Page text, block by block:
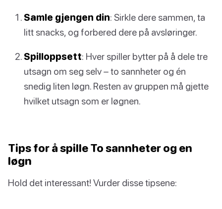
Samle gjengen din: Sirkle dere sammen, ta
litt snacks, og forbered dere på avsløringer.
Spilloppsett: Hver spiller bytter på å dele tre
utsagn om seg selv – to sannheter og én
snedig liten løgn. Resten av gruppen må gjette
hvilket utsagn som er løgnen.
Tips for å spille To sannheter og en
løgn
Hold det interessant! Vurder disse tipsene: